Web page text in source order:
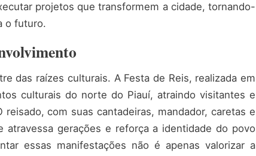
projetos que transformem a cidade, tornando-
o futuro.
das raízes culturais. A Festa de Reis, realizada em
culturais do norte do Piauí, atraindo visitantes e
com suas cantadeiras, mandador, caretas e
gerações e reforça a identidade do povo
essas manifestações não é apenas valorizar a